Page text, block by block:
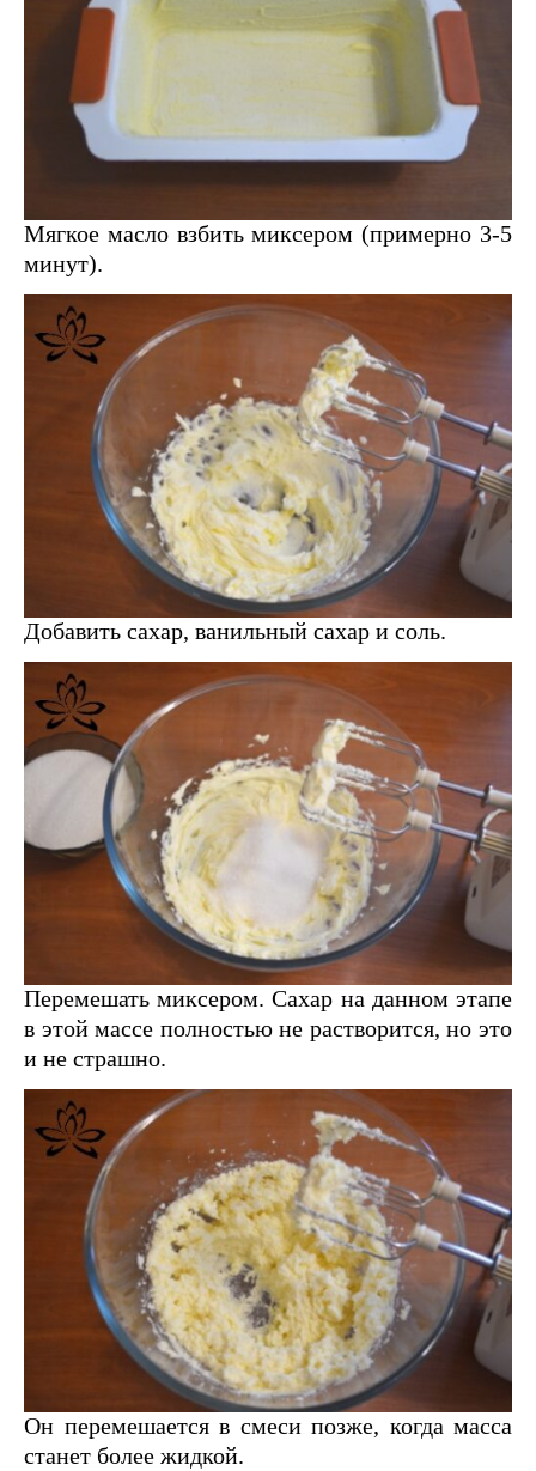
Мягкое масло взбить миксером (примерно 3-5
минут).
Добавить сахар, ванильный сахар и соль.
Перемешать миксером. Сахар на данном этапе
в этой массе полностью не растворится, но это
и не страшно.
Он перемешается в смеси позже, когда масса
станет более жидкой.